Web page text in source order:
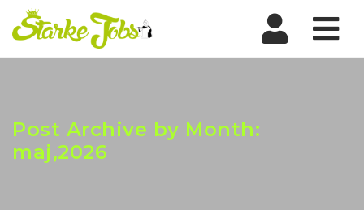
Post Archive by Month:
maj,2026